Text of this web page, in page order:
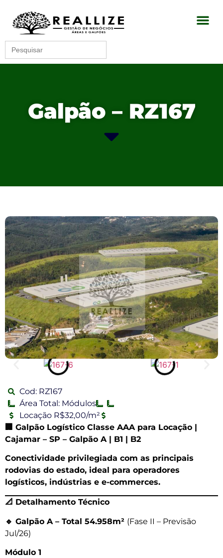
Search
for:
Galpão – RZ167
Cod: RZ167
Área Total: Módulos
Locação R$32,00/m²
🏢 Galpão Logístico Classe AAA para Locação |
Cajamar – SP – Galpão A | B1 | B2
Conectividade privilegiada com as principais
rodovias do estado, ideal para operadores
logísticos, indústrias e e-commerces.
📐 Detalhamento Técnico
🔹 Galpão A – Total 54.958m² (Fase II – Previsão
Jul/26)
Módulo 1